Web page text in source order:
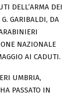
DELL’ARMA DEI
GARIBALDI, DA
NAZIONALE
AI CADUTI.
UMBRIA,
PASSATO IN